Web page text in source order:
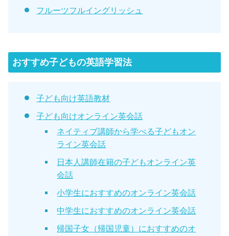
フルーツフルイングリッシュ
おすすめ子どもの英語学習法
子ども向け英語教材
子ども向けオンライン英会話
ネイティブ講師から学べる子どもオン
ライン英会話
日本人講師在籍の子どもオンライン英
会話
小学生におすすめのオンライン英会話
中学生におすすめのオンライン英会話
帰国子女（帰国児童）におすすめのオ